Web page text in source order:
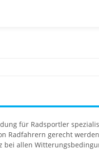
für Radsportler
Radfahrern gerecht
allen